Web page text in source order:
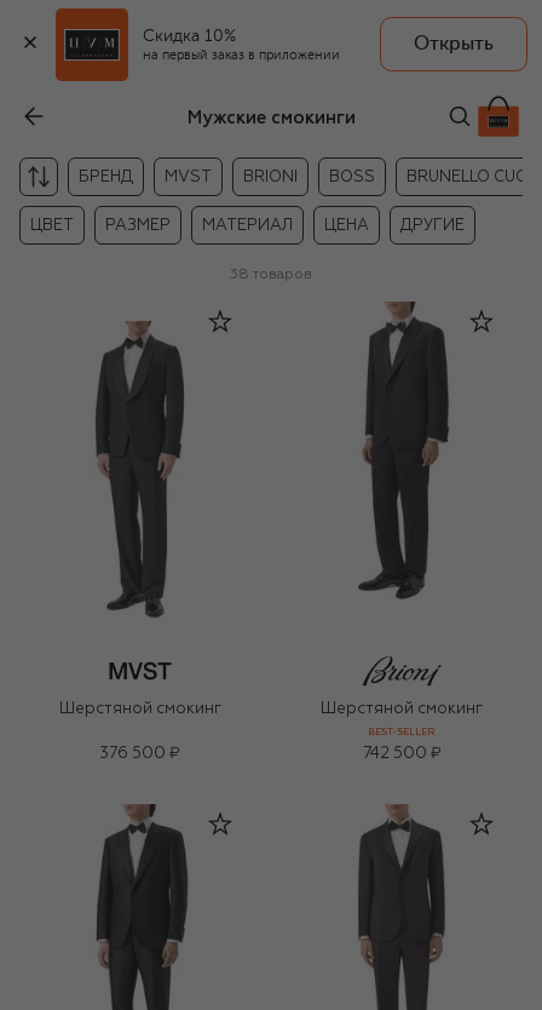
Скидка 10%
на первый заказ в приложении
Открыть
Мужские смокинги
БРЕНД MVST BRIONI BOSS BRUNELLO
ЦВЕТ РАЗМЕР МАТЕРИАЛ ЦЕНА ДРУГИЕ
38 товаров
Шерстяной смокинг
376 500 ₽
Шерстяной смокинг
BEST-SELLER
742 500 ₽